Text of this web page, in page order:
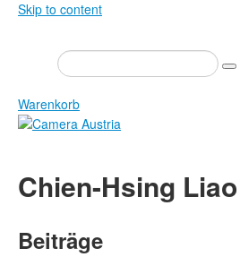
Skip to content
Presse
Veranstaltungen
Newsletter
Über uns
Shop
Warenkorb
Zeitschrift
Bücher
Chien-Hsing
Beiträge